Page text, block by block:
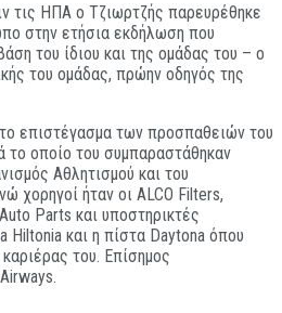
τις ΗΠΑ ο Τζιωρτζής παρευρέθηκε
στην ετήσια εκδήλωση που
του ίδιου και της ομάδας του – ο
του ομάδας, πρώην οδηγός της
επιστέγασμα των προσπαθειών του
το οποίο του συμπαραστάθηκαν
Αθλητισμού και του
χορηγοί ήταν οι ALCO Filters,
Parts και υποστηρικτές
Hiltonia και η πίστα Daytona όπου
του. Επίσημος